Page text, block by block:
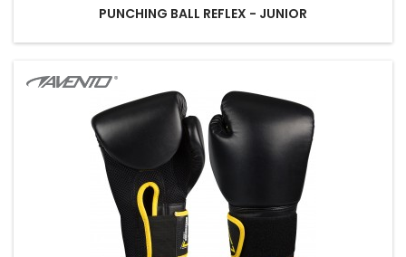
PUNCHING BALL REFLEX - JUNIOR